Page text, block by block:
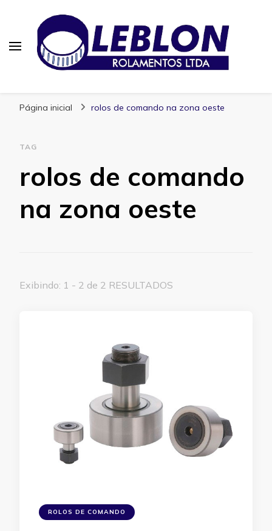
Página inicial rolos de comando na zona oeste
TAG
rolos de comando
na zona oeste
Exibindo: 1 - 2 de 2 RESULTADOS
ROLOS DE COMANDO